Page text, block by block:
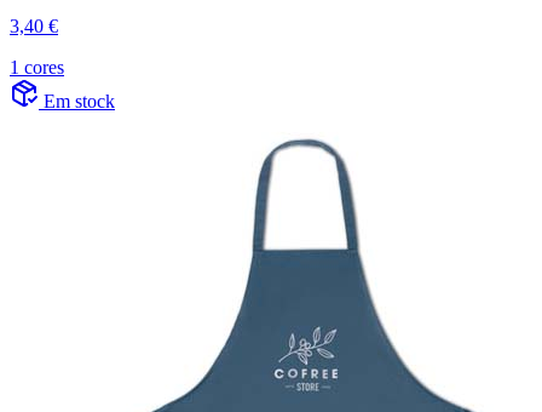
3,40 €
1 cores
Em stock